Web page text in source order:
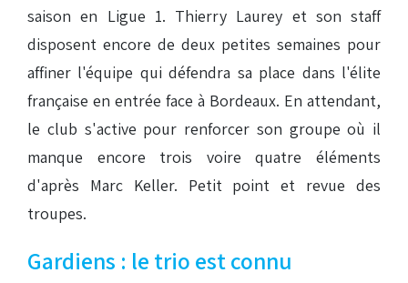
saison en Ligue 1. Thierry Laurey et son staff
disposent encore de deux petites semaines pour
affiner l'équipe qui défendra sa place dans l'élite
française en entrée face à Bordeaux. En attendant,
le club s'active pour renforcer son groupe où il
manque encore trois voire quatre éléments
d'après Marc Keller. Petit point et revue des
troupes.
Gardiens : le trio est connu